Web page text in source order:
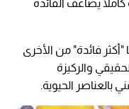
كاملاً يضاعف الفائدة
فائدة" من الأخرى
والركيزة
بالعناصر الحيوية.